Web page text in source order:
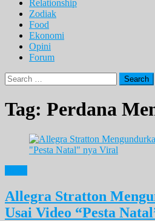
Relationship
Zodiak
Food
Ekonomi
Opini
Forum
Search
for:
Tag: Perdana
Allegra Stratton
Usai Video “Pesta